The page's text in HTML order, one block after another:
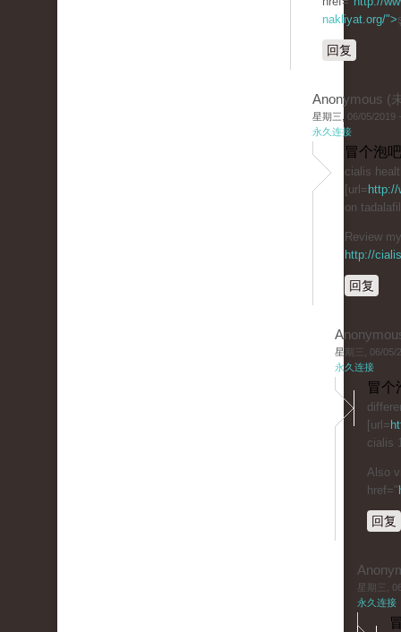
nakliyat.org/">
回复
Anonymous (
星期三, 06/05/2019
永久连接
冒个泡
cialis
[url=
on
Review
http://
回复
星期三, 06/05/
永久连接
冒个
[url=
cialis
Also
href="
回复
星期三,
永久连接